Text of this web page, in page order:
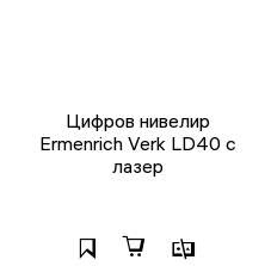
Цифров нивелир
Ermenrich Verk LD40 с
лазер